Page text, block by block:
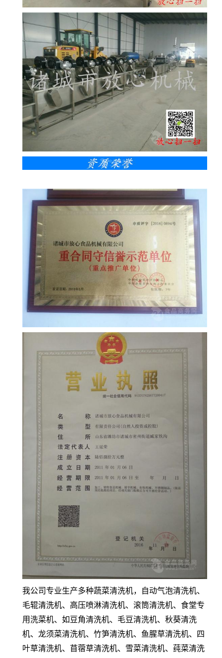
我公司专业生产多种蔬菜清洗机，自动气泡清洗机、
毛辊清洗机、高压喷淋清洗机、滚筒清洗机、食堂专
用洗菜机、如豆角清洗机、毛豆清洗机、秋葵清洗
机、龙须菜清洗机、竹笋清洗机、鱼腥草清洗机、四
叶草清洗机、苜蓿草清洗机、雪菜清洗机、莼菜清洗